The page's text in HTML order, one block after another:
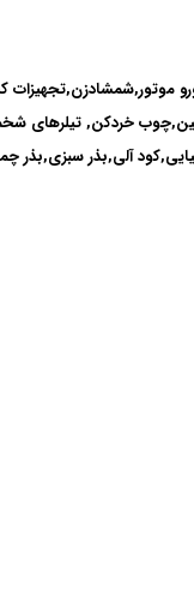
موتور,شمشادزن,تجهیزات
خردکن, تیلرهای
آلی,بذر سبزی,بذر